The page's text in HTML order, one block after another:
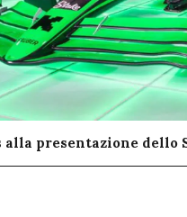
alla presentazione dello